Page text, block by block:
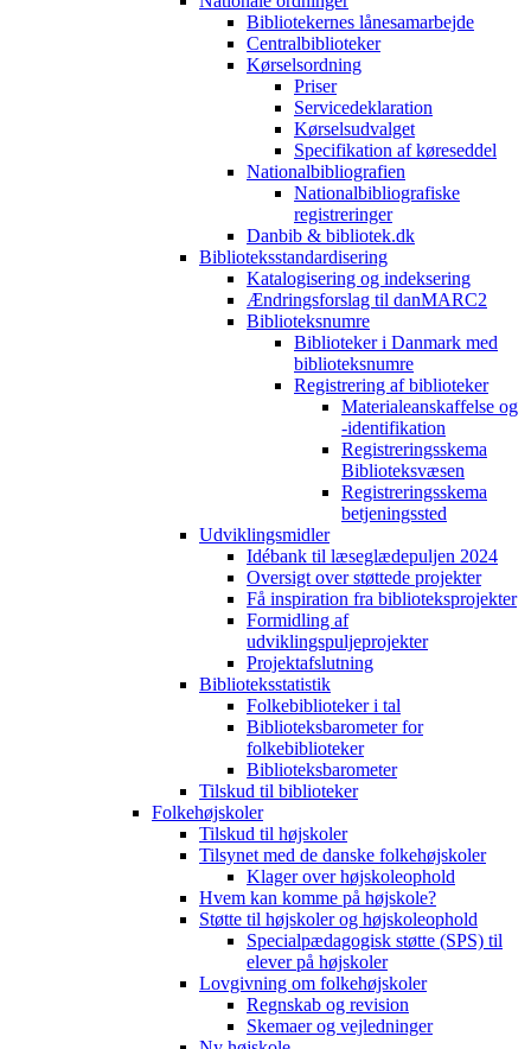
Bibliotekernes lånesamarbejde
Centralbiblioteker
Kørselsordning
Priser
Servicedeklaration
Kørselsudvalget
Specifikation af køreseddel
Nationalbibliografien
Nationalbibliografiske
registreringer
Danbib & bibliotek.dk
Biblioteksstandardisering
Katalogisering og indeksering
Ændringsforslag til danMARC2
Biblioteksnumre
Biblioteker i Danmark med
biblioteksnumre
Registrering af biblioteker
Materialeanskaffelse og
-identifikation
Registreringsskema
Biblioteksvæsen
Registreringsskema
betjeningssted
Udviklingsmidler
Idébank til læseglædepuljen 2024
Oversigt over støttede projekter
Få inspiration fra biblioteksprojekter
Formidling af
udviklingspuljeprojekter
Projektafslutning
Biblioteksstatistik
Folkebiblioteker i tal
Biblioteksbarometer for
folkebiblioteker
Biblioteksbarometer
Tilskud til biblioteker
Folkehøjskoler
Tilskud til højskoler
Tilsynet med de danske folkehøjskoler
Klager over højskoleophold
Hvem kan komme på højskole?
Støtte til højskoler og højskoleophold
Specialpædagogisk støtte (SPS) til
elever på højskoler
Lovgivning om folkehøjskoler
Regnskab og revision
Skemaer og vejledninger